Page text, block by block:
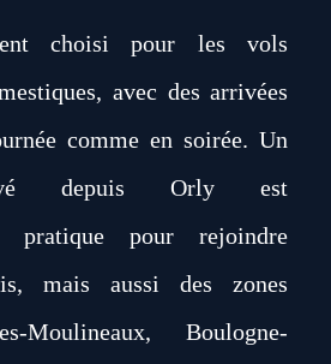
choisi pour les vols
avec des arrivées
comme en soirée. Un
depuis Orly est
pratique pour rejoindre
mais aussi des zones
Moulineaux, Boulogne-